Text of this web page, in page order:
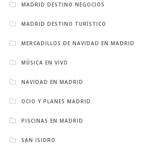
MADRID DESTINO NEGOCIOS
MADRID DESTINO TURÍSTICO
MERCADILLOS DE NAVIDAD EN MADRID
MÚSICA EN VIVO
NAVIDAD EN MADRID
OCIO Y PLANES MADRID
PISCINAS EN MADRID
SAN ISIDRO